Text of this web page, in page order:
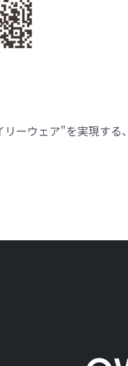
ーウェア"を実現する